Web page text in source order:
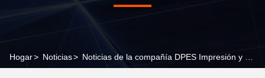
Hogar> Noticias>